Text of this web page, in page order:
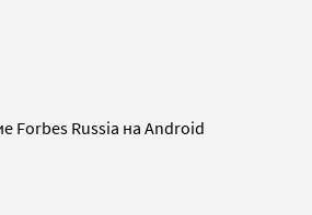
Forbes Russia на Android